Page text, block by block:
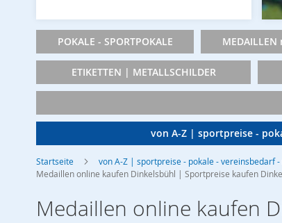
POKALE - SPORTPOKALE
ETIKETTEN | METALLSCHILDER
von A-Z | sportpreise -
Startseite von A-Z | sportpreise - pokale - vereinsbedarf
Medaillen online kaufen Dinkelsbühl | Sportpreise kaufen
Medaillen online kaufen